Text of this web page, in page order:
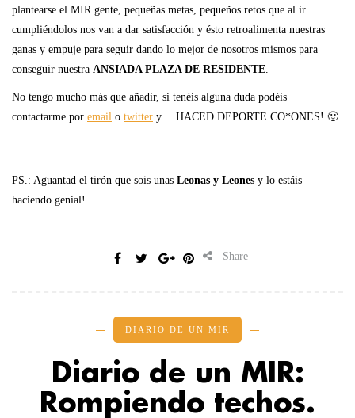
plantearse el MIR gente, pequeñas metas, pequeños retos que al ir
cumpliéndolos nos van a dar satisfacción y ésto retroalimenta nuestras
ganas y empuje para seguir dando lo mejor de nosotros mismos para
conseguir nuestra ANSIADA PLAZA DE RESIDENTE
No tengo mucho más que añadir, si tenéis alguna duda podéis
contactarme por email o twitter y… HACED DEPORTE CO*ONES! 🙂
PS.: Aguantad el tirón que sois unas Leonas y Leones y lo estáis
haciendo genial!
Share
DIARIO DE UN MIR
Diario de un MIR:
Rompiendo techos.